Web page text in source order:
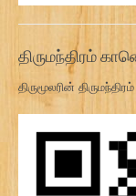
திருமந்திரம்
திருமூலரின் திருமந்திரம்